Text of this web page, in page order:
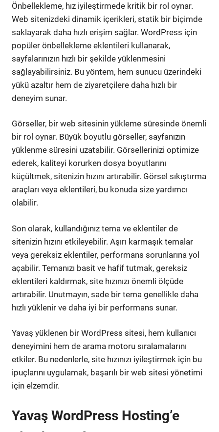
Önbellekleme, hız iyileştirmede kritik bir rol oynar.
Web sitenizdeki dinamik içerikleri, statik bir biçimde
saklayarak daha hızlı erişim sağlar. WordPress için
popüler önbellekleme eklentileri kullanarak,
sayfalarınızın hızlı bir şekilde yüklenmesini
sağlayabilirsiniz. Bu yöntem, hem sunucu üzerindeki
yükü azaltır hem de ziyaretçilere daha hızlı bir
deneyim sunar.
Görseller, bir web sitesinin yükleme süresinde önemli
bir rol oynar. Büyük boyutlu görseller, sayfanızın
yüklenme süresini uzatabilir. Görsellerinizi optimize
ederek, kaliteyi korurken dosya boyutlarını
küçültmek, sitenizin hızını artırabilir. Görsel sıkıştırma
araçları veya eklentileri, bu konuda size yardımcı
olabilir.
Son olarak, kullandığınız tema ve eklentiler de
sitenizin hızını etkileyebilir. Aşırı karmaşık temalar
veya gereksiz eklentiler, performans sorunlarına yol
açabilir. Temanızı basit ve hafif tutmak, gereksiz
eklentileri kaldırmak, site hızınızı önemli ölçüde
artırabilir. Unutmayın, sade bir tema genellikle daha
hızlı yüklenir ve daha iyi bir performans sunar.
Yavaş yüklenen bir WordPress sitesi, hem kullanıcı
deneyimini hem de arama motoru sıralamalarını
etkiler. Bu nedenlerle, site hızınızı iyileştirmek için bu
ipuçlarını uygulamak, başarılı bir web sitesi yönetimi
için elzemdir.
Yavaş WordPress Hosting’e